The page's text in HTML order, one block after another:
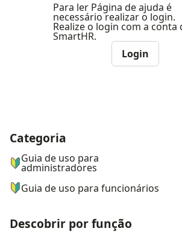
Para ler Página de ajuda é
necessário realizar o login.
Realize o login com a conta
SmartHR.
Login
ナビゲーションメニュー
Categoria
Guia de uso para
administradores
Guia de uso para funcionários
Descobrir por função